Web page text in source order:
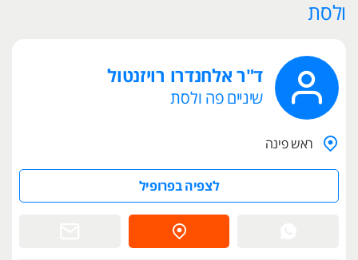
ולסת
ד"ר אלחנדרו רויזנטול
שיניים פה ולסת
ראש פינה
לצפיה בפרופיל